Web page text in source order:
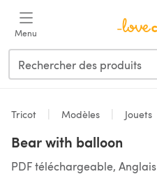
Menu
Tricot Modèles Jouets
Bear with balloon
PDF téléchargeable, Anglais